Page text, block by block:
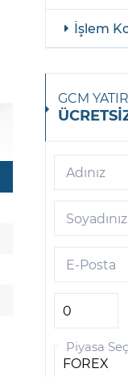
AT&T
Aurora
Axa
Baidu
Banco
Bank
BG
İşlem
GCM
Adınız
Soyadınız
E-Posta
Piyasa